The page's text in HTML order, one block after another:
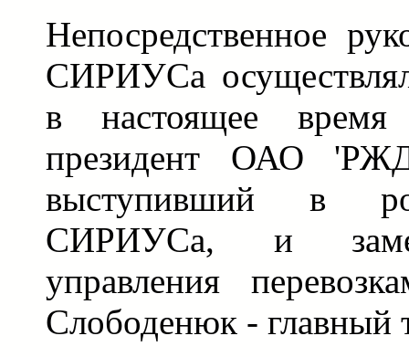
Непосредственное
СИРИУСа
в настоящее
президент ОАО
выступивший в
СИРИУСа, и
управления
Слободенюк - главный